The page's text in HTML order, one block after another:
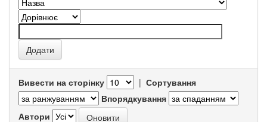
Вивести на сторінку | Сортування
Впорядкування
Автори